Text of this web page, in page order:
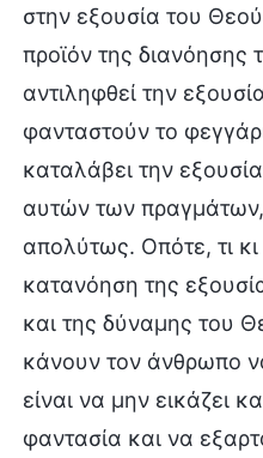
στην εξουσία του
προϊόν της
αντιληφθεί την
φανταστούν το
καταλάβει την
αυτών των πραγμάτων,
απολύτως. Οπότε, τι
κατανόηση της
και της δύναμης του
κάνουν τον άνθρωπο
είναι να μην εικάζει
φαντασία και να